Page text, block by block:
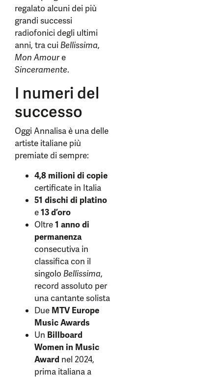
regalato alcuni dei più
grandi successi
radiofonici degli ultimi
anni, tra cui Bellissima,
Mon Amoure
Sinceramente.
I numeri del
successo
Oggi Annalisa è una delle
artiste italiane più
premiate di sempre:
4,8 milioni di copie
certificate in Italia
51 dischi di platino
e13 d’oro
Oltre1 anno di
permanenza
consecutiva in
classifica con il
singolo Bellissima,
record assoluto per
una cantante solista
Due MTV Europe
Music Awards
Un Billboard
Women in Music
Award nel 2024,
prima italiana a